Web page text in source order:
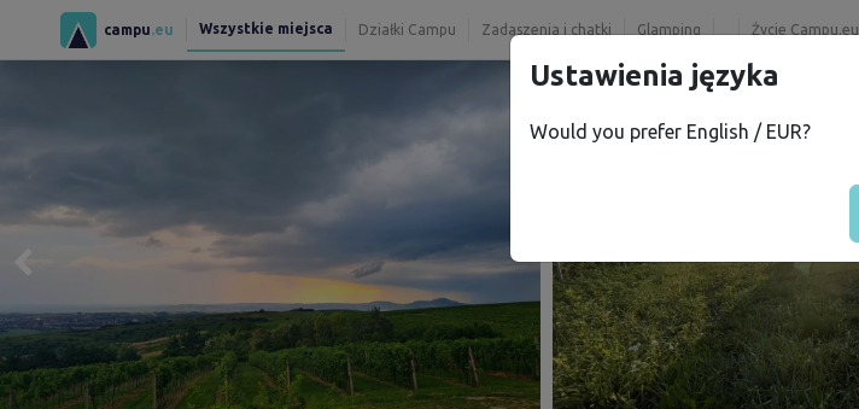
campu .eu Wszystkie miejsca Działki Campu Zadaszenia i chatki Glamping Życie Campu.eu
Ustawienia języka
Would you prefer English / EUR?